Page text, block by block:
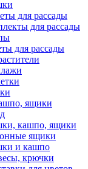
для рассады
для рассады
для рассады
ящики
кашпо, ящики
ящики
и кашпо
крючки